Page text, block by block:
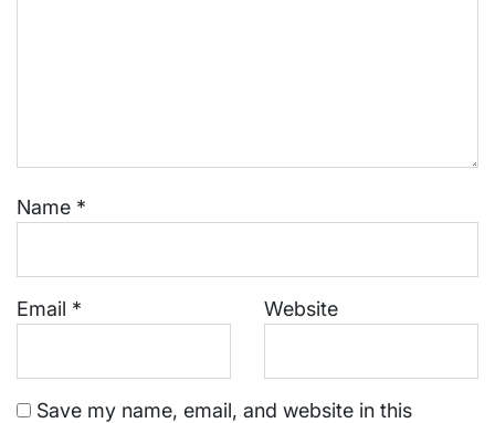
Name *
Email * Website
Save my name, email, and website in this